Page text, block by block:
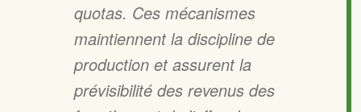
quotas. Ces mécanismes
maintiennent la discipline de
production et assurent la
prévisibilité des revenus des